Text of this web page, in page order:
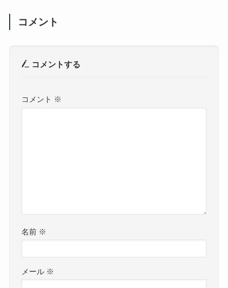
コメント
コメントする
コメント ※
名前 ※
メール ※